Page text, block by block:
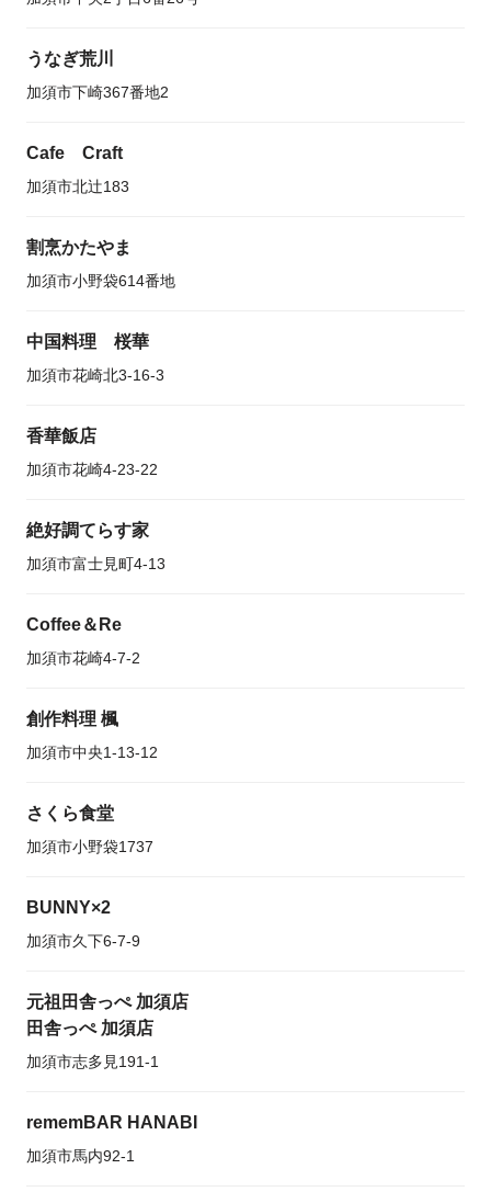
うなぎ荒川
加須市下崎367番地2
Cafe Craft
加須市北辻183
割烹かたやま
加須市小野袋614番地
中国料理 桜華
加須市花崎北3-16-3
香華飯店
加須市花崎4-23-22
絶好調てらす家
加須市富士見町4-13
Coffee＆Re
加須市花崎4-7-2
創作料理 楓
加須市中央1-13-12
さくら食堂
加須市小野袋1737
BUNNY×2
加須市久下6-7-9
元祖田舎っぺ 加須店
田舎っぺ 加須店
加須市志多見191-1
rememBAR HANABI
加須市馬内92-1